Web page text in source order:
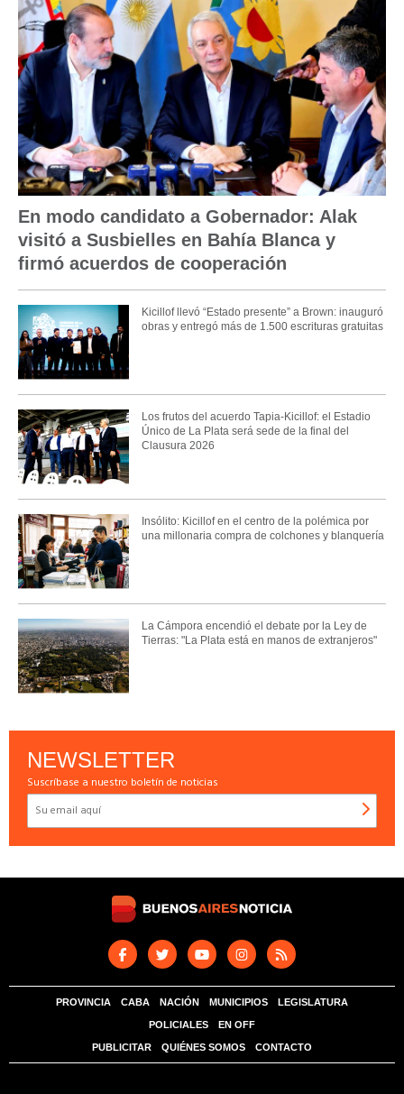
En modo candidato a Gobernador: Alak
visitó a Susbielles en Bahía Blanca y
firmó acuerdos de cooperación
Kicillof llevó “Estado presente” a Brown: inauguró
obras y entregó más de 1.500 escrituras gratuitas
Los frutos del acuerdo Tapia-Kicillof: el Estadio
Único de La Plata será sede de la final del
Clausura 2026
Insólito: Kicillof en el centro de la polémica por
una millonaria compra de colchones y blanquería
La Cámpora encendió el debate por la Ley de
Tierras: "La Plata está en manos de extranjeros"
NEWSLETTER
Suscríbase a nuestro boletín de noticias
PROVINCIA CABA NACIÓN MUNICIPIOS LEGISLATURA
POLICIALES EN OFF
PUBLICITAR QUIÉNES SOMOS CONTACTO